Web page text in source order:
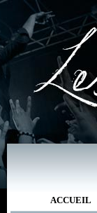
ACCUEIL